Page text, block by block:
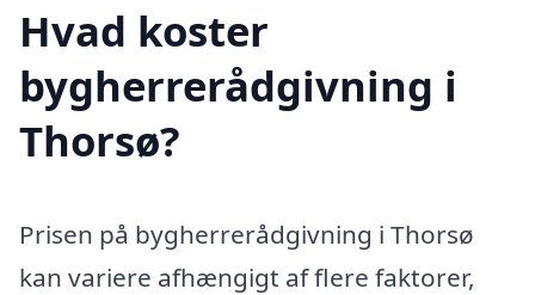
Hvad koster
bygherrerådgivning i
Thorsø?
Prisen på bygherrerådgivning i Thorsø
kan variere afhængigt af flere faktorer,